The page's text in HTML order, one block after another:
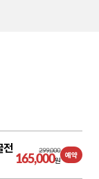
전
299,000
165,000원
예약